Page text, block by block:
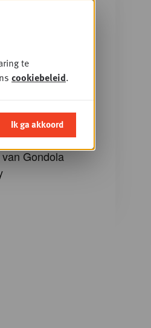
Plus-artikels
exclusieve
voor opleidingen
Academy en
Gondola
te
cookiebeleid.
Ik ga akkoord